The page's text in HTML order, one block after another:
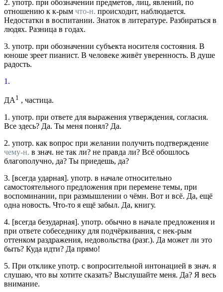
2. употр. при обозначении предметов, лиц, явлений, по
отношению к к-рым что-н. происходит, наблюдается.
Недостатки в воспитании. Знаток в литературе. Разбираться в
людях. Разница в годах.
3. употр. при обозначении субъекта носителя состояния. В
юноше зреет пианист. В человеке живёт уверенность. В душе
радость.
1.
ДА 1 , частица.
1. употр. при ответе для выражения утверждения, согласия.
Все здесь? Да. Ты меня понял? Да.
2. употр. как вопрос при желании получить подтверждение
чему-н. в знач. не так ли? не правда ли? Всё обошлось
благополучно, да? Ты приедешь, да?
3. [всегда ударная]. употр. в начале относительно
самостоятельного предложения при перемене темы, при
воспоминании, при размышлении о чёмн. Вот и всё. Да, ещё
одна новость. Что-то я ещё забыл. Да, книгу.
4. [всегда безударная]. употр. обычно в начале предложения и
при ответе собеседнику для подчёркивания, с нек-рым
оттенком раздражения, недовольства (разг.). Да может ли это
быть? Куда идти? Да прямо!
5. При отклике употр. с вопросительной интонацией в знач. я
слушаю, что вы хотите сказать? Выслушайте меня. Да? Я весь
внимание.